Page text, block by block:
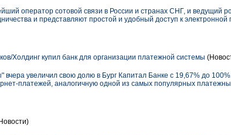
оператор сотовой связи в России и странах СНГ, и ведущий
и представляют простой и удобный доступ к электронной
Холдинг купил банк для организации платежной системы
увеличил свою долю в Бург Капитал Банке с 19,67% до
платежей, аналогичную одной из самых популярных